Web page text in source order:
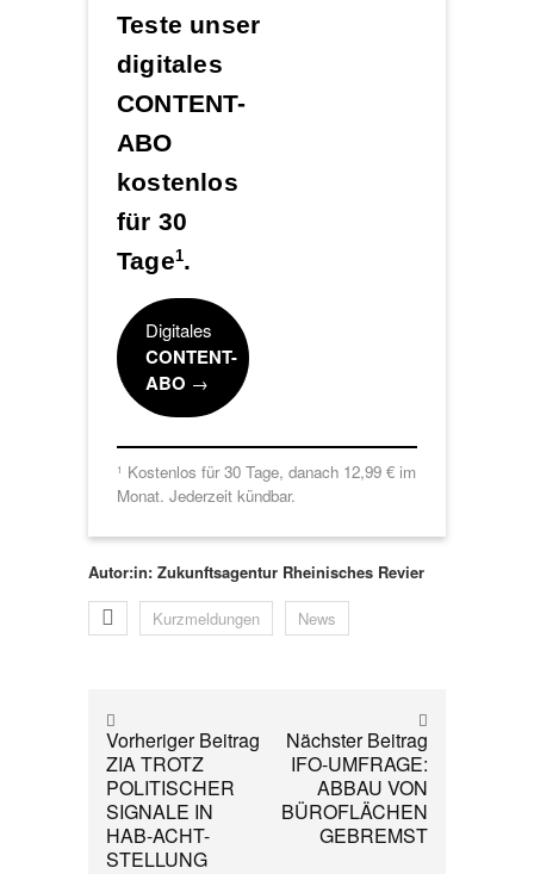
Teste unser
digitales
CONTENT-
ABO
kostenlos
für 30
Tage1.
Digitales
CONTENT-
ABO →
1 Kostenlos für 30 Tage, danach 12,99 € im
Monat. Jederzeit kündbar.
Autor:in: Zukunftsagentur Rheinisches Revier
Kurzmeldungen News
Vorheriger Beitrag
ZIA TROTZ
POLITISCHER
SIGNALE IN
HAB-ACHT-
STELLUNG
Nächster Beitrag
IFO-UMFRAGE:
ABBAU VON
BÜROFLÄCHEN
GEBREMST